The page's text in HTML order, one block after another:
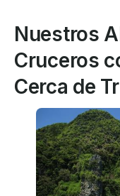
Nuestros
Cruceros
Cerca de